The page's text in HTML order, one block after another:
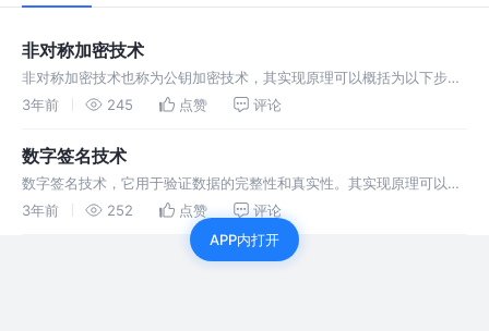
非对称加密技术
非对称加密技术也称为公钥加密技术，其实现原理可以概括为以下步
骤： 首先，生成一对公钥和私钥，公钥可以公开，而私钥必须保密。
的私钥对密文
3年前 245 点赞 评论
数字签名技术
数字签名技术，它用于验证数据的完整性和真实性。其实现原理可以概
括为以下步骤： 首先，需要使用一个哈希函数将原始数据生成一个固定
3年前 252 点赞
评论
APP内打开